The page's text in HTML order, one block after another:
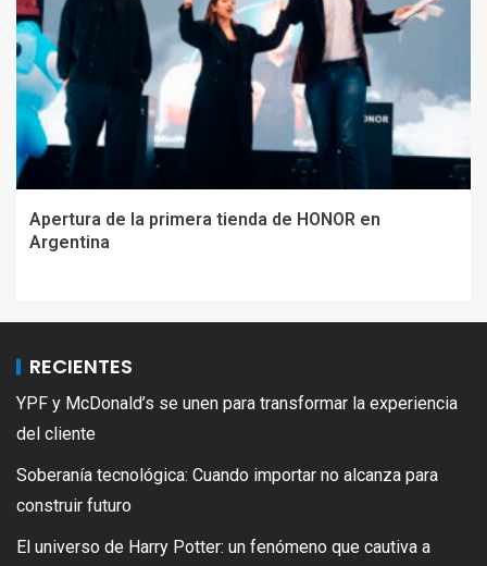
Apertura de la primera tienda de HONOR en
Argentina
RECIENTES
YPF y McDonald’s se unen para transformar la experiencia
del cliente
Soberanía tecnológica: Cuando importar no alcanza para
construir futuro
El universo de Harry Potter: un fenómeno que cautiva a